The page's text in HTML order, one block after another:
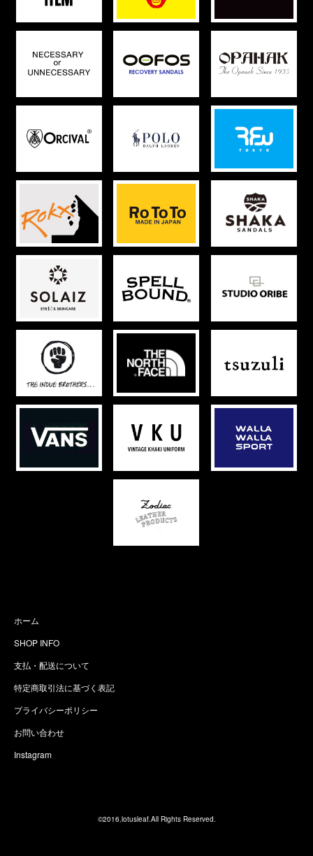
ホーム
SHOP INFO
支払・配送について
特定商取引法に基づく表記
プライバシーポリシー
お問い合わせ
Instagram
©2016.lotusleaf.All Rights Reserved.